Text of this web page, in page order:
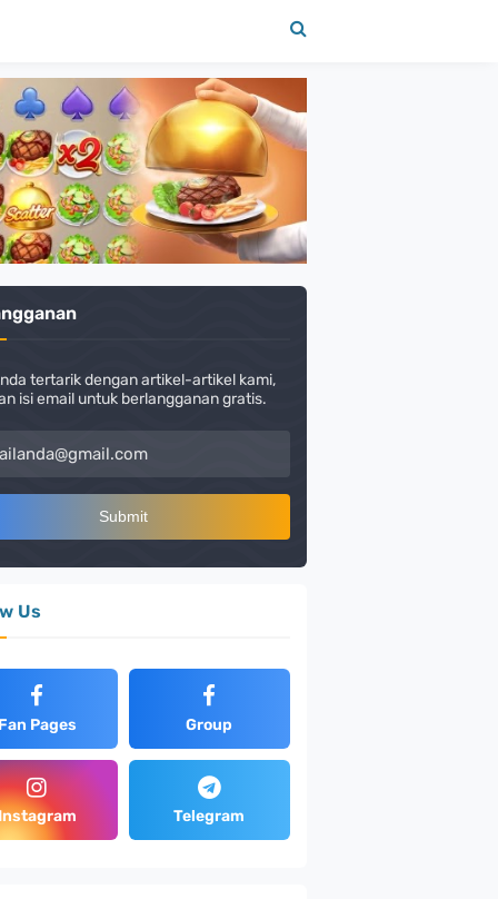
tertarik dengan artikel-artikel kami,
isi email untuk berlangganan gratis.
Us
Fan Pages Group
Telegram